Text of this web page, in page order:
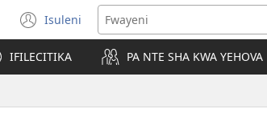
Isuleni
(yalaisula
na
imbi)
IFILECITIKA PA NTE SHA KWA YEHOVA